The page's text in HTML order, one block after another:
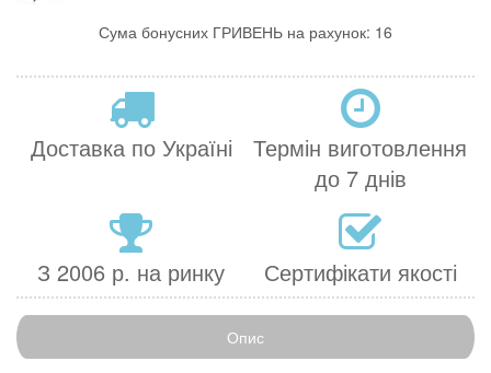
Сума бонусних ГРИВЕНЬ на рахунок: 16
Доставка по Україні
Термін виготовлення
до 7 днів
З 2006 р. на ринку Сертифікати якості
Опис